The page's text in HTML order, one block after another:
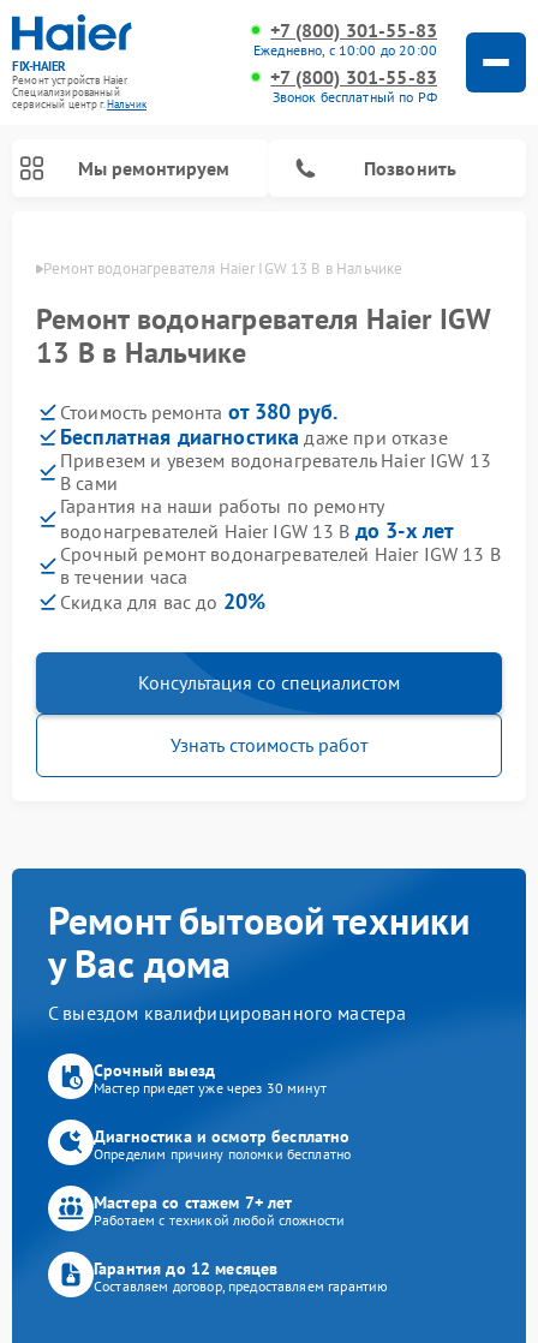
FIX-HAIER
Ремонт устройств Haier
Специализированный
cервисный центр г.Нальчик
+7 (800) 301-55-83
Ежедневно, с 10:00 до 20:00
+7 (800) 301-55-83
Звонок бесплатный по РФ
Мы ремонтируем Позвонить
Ремонт водонагревателя Haier IGW 13 B в Нальчике
Ремонт водонагревателя Haier IGW
13 B в Нальчике
Стоимость ремонта от 380 руб.
Бесплатная диагностика даже при отказе
Привезем и увезем водонагреватель Haier IGW 13
B сами
Гарантия на наши работы по ремонту
водонагревателей Haier IGW 13 B до 3-х лет
Срочный ремонт водонагревателей Haier IGW 13 B
в течении часа
Скидка для вас до 20%
Консультация со специалистом
Узнать стоимость работ
Ремонт бытовой техники
у Вас дома
С выездом квалифицированного мастера
Срочный выезд
Мастер приедет уже через 30 минут
Диагностика и осмотр бесплатно
Определим причину поломки бесплатно
Мастера со стажем 7+ лет
Работаем с техникой любой сложности
Гарантия до 12 месяцев
Составляем договор, предоставляем гарантию